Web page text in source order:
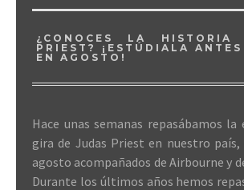
¿CONOCES LA HISTORIA
PRIEST? ¡ESTÚDIALA
EN AGOSTO!
Hace unas semanas repasábamos la
gira de Judas Priest en nuestro país,
agosto acompañados de Airbourne y
Durante los últimos años hemos